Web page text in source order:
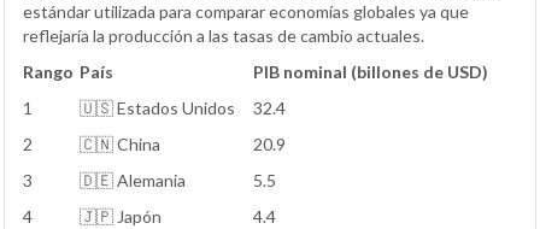
estándar utilizada para comparar economías globales ya que
reflejaría la producción a las tasas de cambio actuales.
Rango País
PIB nominal (billones de USD)
1
🇺🇸 Estados Unidos
32.4
2
🇨🇳 China
20.9
3
🇩🇪 Alemania
5.5
4
🇯🇵 Japón
4.4